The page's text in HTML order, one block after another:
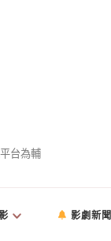
台為輔
影劇新聞